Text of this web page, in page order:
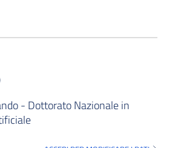
- Dottorato Nazionale in